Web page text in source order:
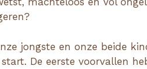
jongste en onze beide
De eerste voorvallen